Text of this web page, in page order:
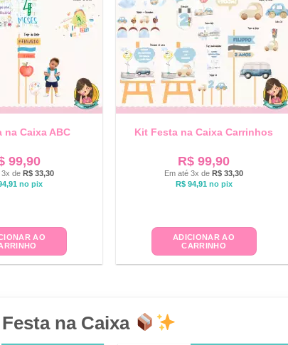
na Caixa ABC
99,90
3x de R$33,30
no pix
AO
Kit Festa na Caixa Carrinhos
R$ 99,90
Em até 3x deR$ 33,30
R$94,91 no pix
ADICIONAR AO
CARRINHO
na Caixa